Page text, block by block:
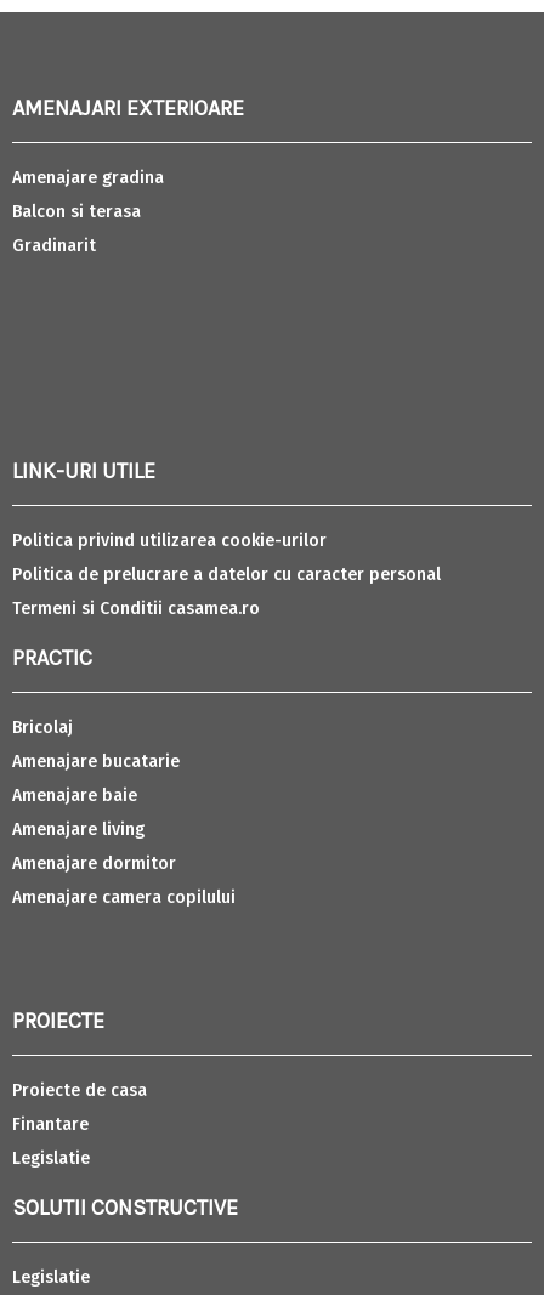
AMENAJARI EXTERIOARE
Amenajare gradina
Balcon si terasa
Gradinarit
LINK-URI UTILE
Politica privind utilizarea cookie-urilor
Politica de prelucrare a datelor cu caracter personal
Termeni si Conditii casamea.ro
PRACTIC
Bricolaj
Amenajare bucatarie
Amenajare baie
Amenajare living
Amenajare dormitor
Amenajare camera copilului
PROIECTE
Proiecte de casa
Finantare
Legislatie
SOLUTII CONSTRUCTIVE
Legislatie